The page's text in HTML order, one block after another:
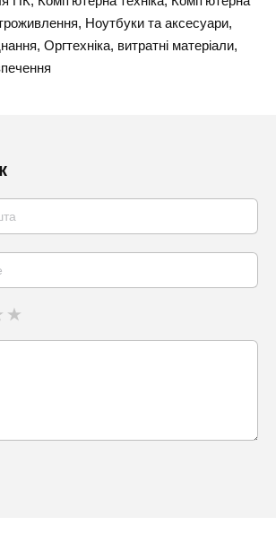
Ноутбуки та аксесуари,
Оргтехніка, витратні матеріали,